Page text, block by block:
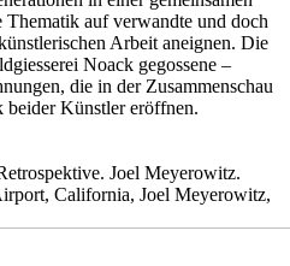
auf verwandte und doch
Arbeit aneignen. Die
Noack gegossene –
die in der Zusammenschau
beider Künstler eröffnen.
Joel Meyerowitz.
California, Joel Meyerowitz,